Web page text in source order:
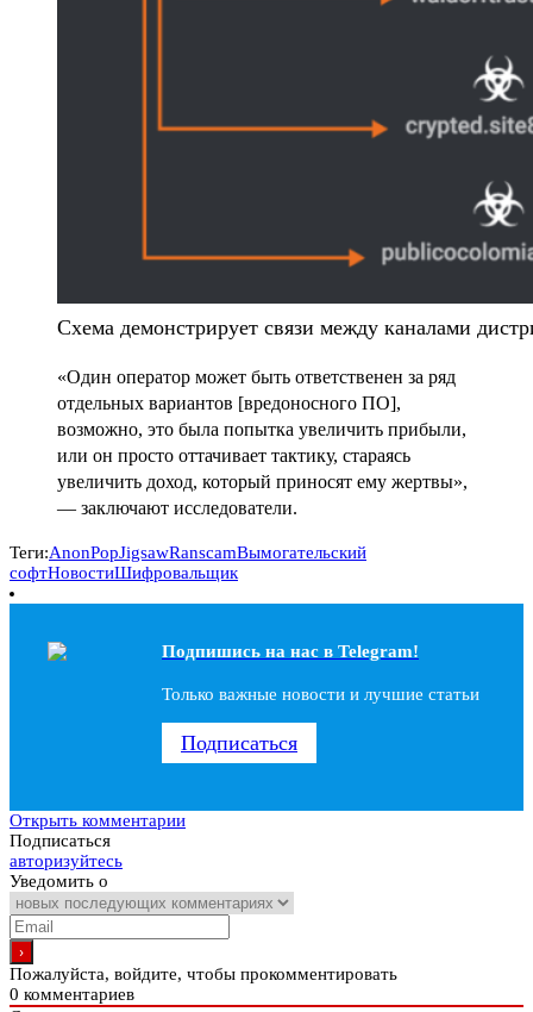
Схема демонстрирует связи между каналами
«Один оператор может быть ответственен за ряд
отдельных вариантов [вредоносного ПО],
возможно, это была попытка увеличить прибыли,
или он просто оттачивает тактику, стараясь
увеличить доход, который приносят ему жертвы»,
— заключают исследователи.
Теги:AnonPopJigsawRanscamВымогательский
софтНовостиШифровальщик
Подпишись на наc в Telegram!
Только важные новости и лучшие статьи
Подписаться
Открыть комментарии
Подписаться
авторизуйтесь
Уведомить о
Пожалуйста, войдите, чтобы прокомментировать
0 комментариев